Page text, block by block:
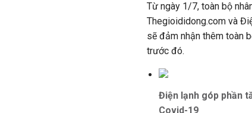
Từ ngày 1/7, toàn bộ
Thegioididong.com và
sẽ đảm nhận thêm toàn
trước đó.
Điện lạnh góp phần
Covid-19